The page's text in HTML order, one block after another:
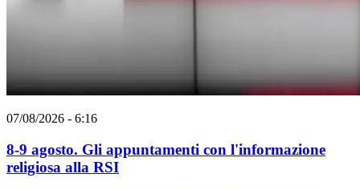
07/08/2026 - 6:16
8-9 agosto. Gli appuntamenti con l'informazione
religiosa alla RSI